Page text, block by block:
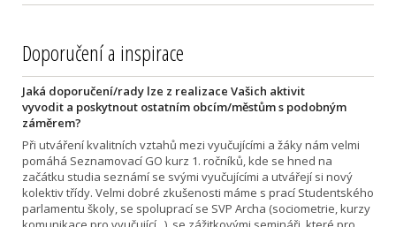
Doporučení a inspirace
Jaká doporučení/rady lze z realizace Vašich aktivit
vyvodit a poskytnout ostatním obcím/městům s podobným
záměrem?
Při utváření kvalitních vztahů mezi vyučujícími a žáky nám velmi
pomáhá Seznamovací GO kurz 1. ročníků, kde se hned na
začátku studia seznámí se svými vyučujícími a utvářejí si nový
kolektiv třídy. Velmi dobré zkušenosti máme s prací Studentského
parlamentu školy, se spoluprací se SVP Archa (sociometrie, kurzy